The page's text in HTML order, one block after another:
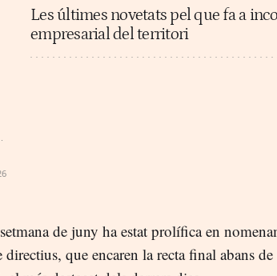
Les últimes novetats pel que fa a
empresarial del territori
de juny ha estat prolífica en
directius, que encaren la recta final abans